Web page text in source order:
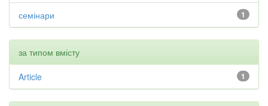
1
семінари
за типом вмісту
1
Article